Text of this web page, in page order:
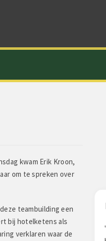
kwam Erik Kroon,
om te spreken over
teambuilding een
bij hotelketens als
verklaren waar de
"ja het was